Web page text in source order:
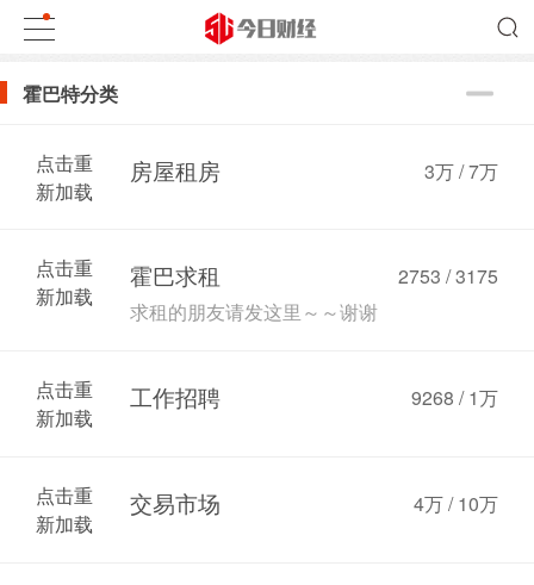
霍巴特分类
点击重
新加载
3万/7万
房屋租房
点击重
新加载
2753 / 3175
霍巴求租
求租的朋友请发这里～～谢谢
点击重
新加载
9268 /1万
工作招聘
点击重
新加载
4万/10万
交易市场